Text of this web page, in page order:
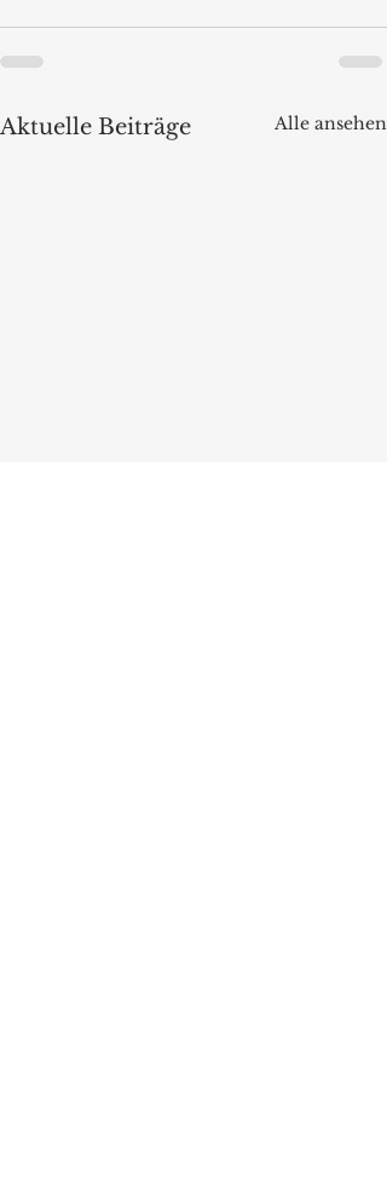
Aktuelle Beiträge Alle ansehen